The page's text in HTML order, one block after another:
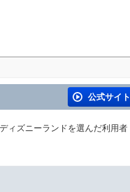
公式サイト
ィズニーランドを選んだ利用者